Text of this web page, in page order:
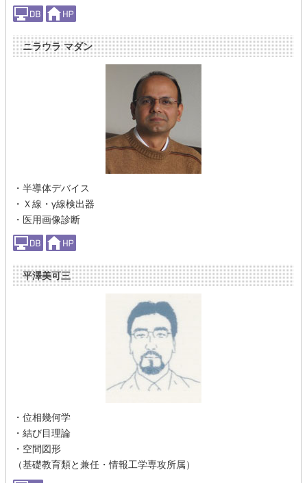
ニラウラ マダン
・半導体デバイス
・Ｘ線・γ線検出器
・医用画像診断
平澤美可三
・位相幾何学
・結び目理論
・空間図形
（基礎教育類と兼任・情報工学専攻所属）